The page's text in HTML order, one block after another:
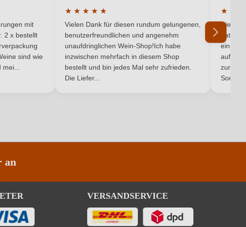
6,7 g/L
Ja
77 kJ / 18 kcal
E 290). Enthält geringfügige Mengen von Fett, gesättigten Fettsäuren,
Eiweiß und Salz
Ich habe mein Passwort vergessen
von 5 von 5 Sternen
mit
2 x bestellt
sind wie
★ ★ ★ ★ ★
Durchschnittliche Bewertung von 5 von 5 Sternen
Vielen Dank für diesen rundum gelungenen,
benutzerfreundlichen und angenehm
unaufdringlichen Wein-Shop!Ich habe
inzwischen mehrfach in diesem Shop
bestellt und bin jedes Mal sehr zufrieden.
Die Liefer...
★ ★
Die
hat
einmal
auf
zurück
Son...
an
VERSANDSERVICE